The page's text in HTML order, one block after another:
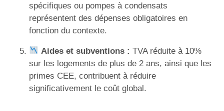
spécifiques ou pompes à condensats
représentent des dépenses obligatoires en
fonction du contexte.
Aides et subventions : TVA réduite à 10%
sur les logements de plus de 2 ans, ainsi que les
primes CEE, contribuent à réduire
significativement le coût global.